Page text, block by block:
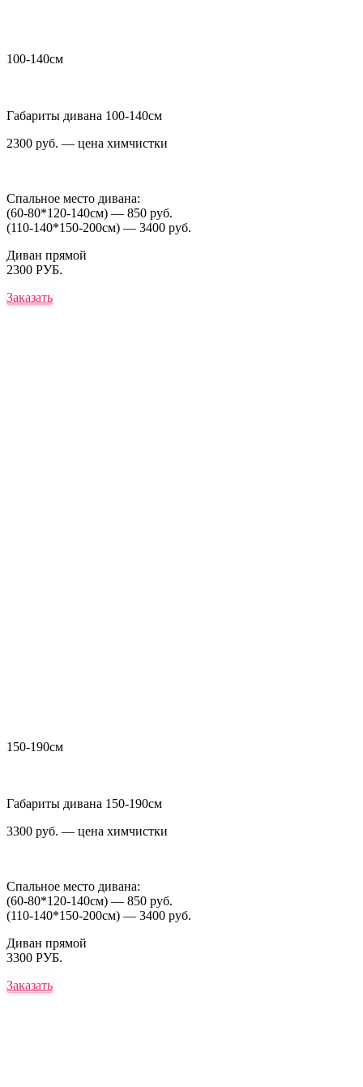
100-140см
Габариты дивана 100-140см
2300 руб. — цена химчистки
Спальное место дивана:
(60-80*120-140см) — 850 руб.
(110-140*150-200см) — 3400 руб.
Диван прямой
2300 РУБ.
Заказать
150-190см
Габариты дивана 150-190см
3300 руб. — цена химчистки
Спальное место дивана:
(60-80*120-140см) — 850 руб.
(110-140*150-200см) — 3400 руб.
Диван прямой
3300 РУБ.
Заказать